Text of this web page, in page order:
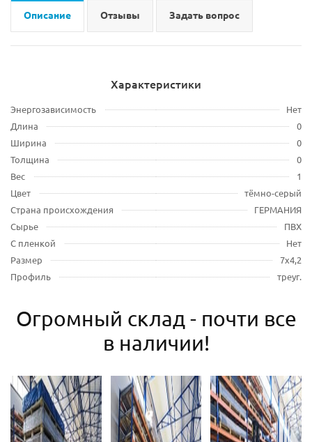
Описание Отзывы Задать вопрос
Характеристики
Энергозависимость
Нет
Длина
0
Ширина
0
Толщина
0
Вес
1
Цвет
тёмно-серый
Страна происхождения
ГЕРМАНИЯ
Сырье
ПВХ
С пленкой
Нет
Размер
7х4,2
Профиль
треуг.
Огромный склад - почти все
в наличии!